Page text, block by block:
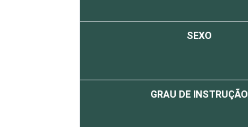
SEXO
GRAU DE INSTRUÇÃO